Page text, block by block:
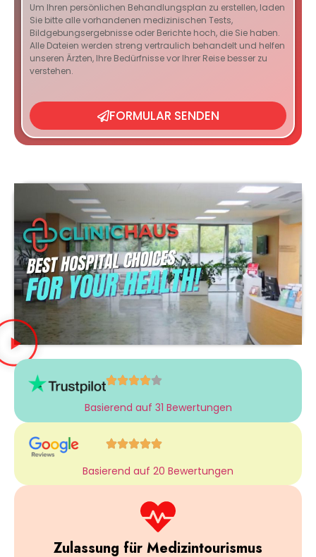
Um Ihren persönlichen Behandlungsplan zu erstellen, laden
Sie bitte alle vorhandenen medizinischen Tests,
Bildgebungsergebnisse oder Berichte hoch, die Sie haben.
Alle Dateien werden streng vertraulich behandelt und helfen
unseren Ärzten, Ihre Bedürfnisse vor Ihrer Reise besser zu
verstehen.
FORMULAR SENDEN
Basierend auf 31 Bewertungen
Basierend auf 20 Bewertungen
Zulassung für Medizintourismus